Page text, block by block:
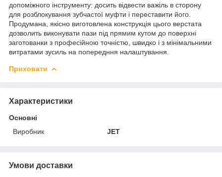
допоміжного інструменту: досить відвести важіль в сторону
для розблокування зубчастої муфти і переставити його.
Продумана, якісно виготовлена конструкція цього верстата
дозволить виконувати пази під прямим кутом до поверхні
заготованки з професійною точністю, швидко і з мінімальними
витратами зусиль на попередння налаштування.
Приховати
Характеристики
Основні
Виробник
JET
Умови доставки